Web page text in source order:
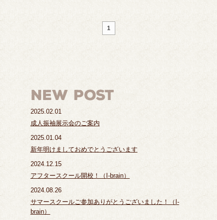
1
2025.02.01
成人振袖展示会のご案内
2025.01.04
新年明けましておめでとうございます
2024.12.15
アフタースクール開校！（I-brain）
2024.08.26
サマースクールご参加ありがとうございました！（I-
brain）